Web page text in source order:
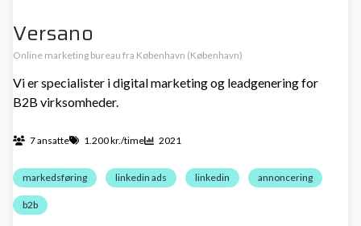
Versano
Online marketing bureau fra København (København)
Vi er specialister i digital marketing og leadgenering for
B2B virksomheder.
7 ansatte 1.200 kr./time 2021
markedsføring linkedin ads linkedin annoncering
b2b